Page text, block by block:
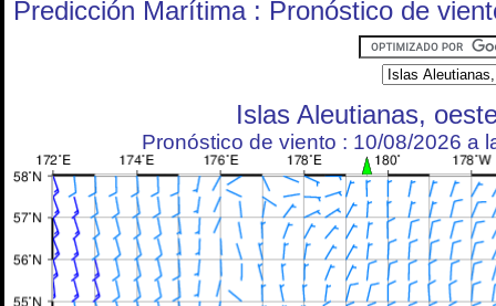
Predicción Marítima : Pronóstico de
Islas Aleutianas,
Pronóstico de viento : 10/08/2026 a